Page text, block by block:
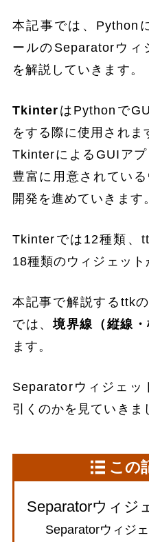
本記事では、Python
ールのSeparatorウィ
を解説していきます。
Tkinter はPythonで
をする際に使用されま
TkinterによるGUIアプ
豊富に用意されてい
開発を進めていきます。
Tkinterでは12種類、
18種類のウィジェット
本記事で解説するttk
では、境界線（縦線・
ます。
Separatorウィジェッ
引くのかを見ていきま
この
Separatorウィジ
Separatorウィジ